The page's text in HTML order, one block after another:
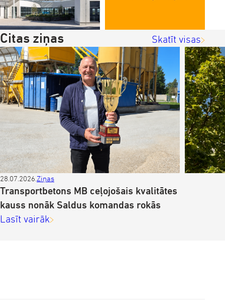
Citas ziņas Skatīt visas
28.07.2026. Ziņas
Transportbetons MB ceļojošais kvalitātes
kauss nonāk Saldus komandas rokās
Lasīt vairāk